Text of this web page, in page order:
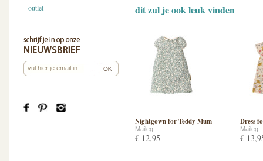
outlet
dit zul je ook leuk vinden
Nightgown for Teddy Mum
Maileg
€ 12,95
Dress
Maileg
€